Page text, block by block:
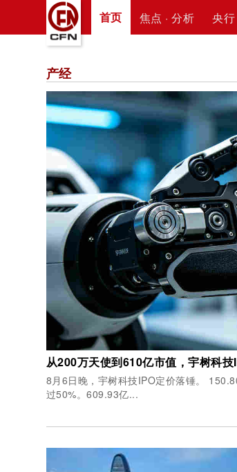
首页 焦点 · 分析 央行
产经
从200万天使到610亿市值，宇树科
8月6日晚，宇树科技IPO定价落锤。 150.80元/股——这个数字比市场普遍预期的100元高出超
过50%。609.93亿...